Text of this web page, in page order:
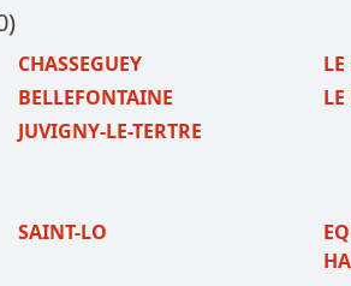
CHASSEGUEY
BELLEFONTAINE
JUVIGNY-LE-TERTRE
SAINT-LO